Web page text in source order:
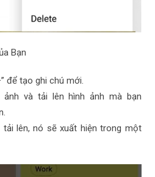
Bạn
để tạo ghi chú mới.
ảnh và tải lên hình ảnh mà bạn
lên, nó sẽ xuất hiện trong một